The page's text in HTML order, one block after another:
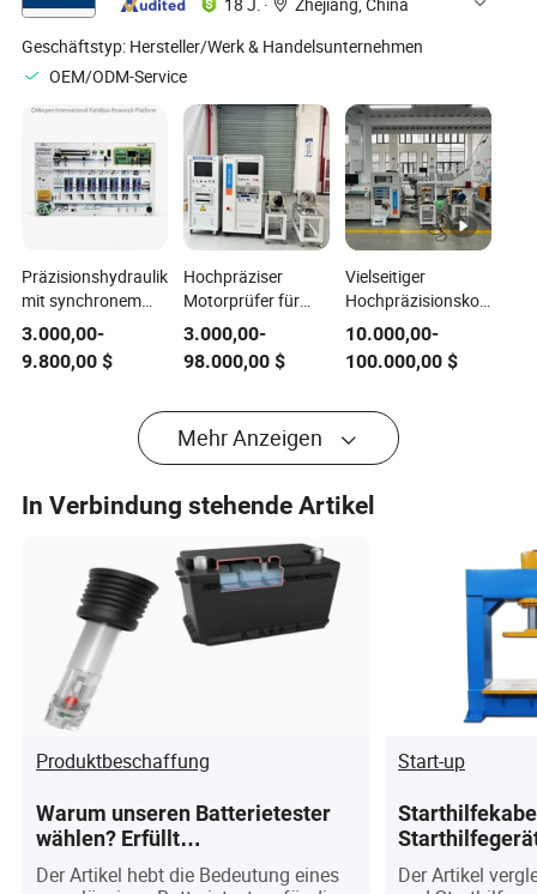
18 J. ·
Zhejiang, China
Geschäftstyp: Hersteller/Werk & Handelsunternehmen
OEM/ODM-Service
Präzisionshydraulikpumpenprüfer
mit synchronem
Effizienzmesssystem
3.000,00-
9.800,00 $
Hochpräziser
Motorprüfer für
duale Stationen
Drehmomentbelastungssystem
maßgeschneiderte
3.000,00-
98.000,00$
Vielseitiger
Joint-Modultester
mit direkter
Drehmomentregelung
10.000,00-
100.000,00$
Mehr Anzeigen
In Verbindung stehende Artikel
Produktbeschaffung
Warum unseren Batterietester
wählen? Erfüllt
Industriestandards und
Benutzeranforderungen für
Der Artikel hebt die Bedeutung eines
Start-up
beste Wahl
Notfallset?
Der Artikel